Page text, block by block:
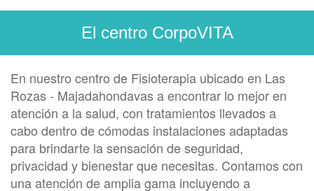
El centro CorpoVITA
En nuestro centro de Fisioterapia ubicado en Las
Rozas - Majadahondavas a encontrar lo mejor en
atención a la salud, con tratamientos llevados a
cabo dentro de cómodas instalaciones adaptadas
para brindarte la sensación de seguridad,
privacidad y bienestar que necesitas. Contamos con
una atención de amplia gama incluyendo a